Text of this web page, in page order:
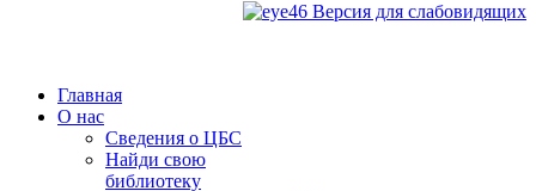
Версия для слабовидящих
Главная
О нас
Сведения о ЦБС
Найди свою
библиотеку